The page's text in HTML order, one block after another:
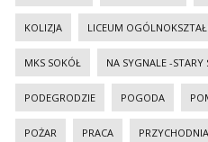
KOLIZJA LICEUM
MKS SOKÓŁ NA SYGNALE -STARY
PODEGRODZIE POGODA
POŻAR PRACA PRZYCHODNIA